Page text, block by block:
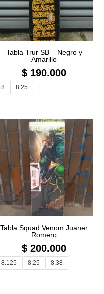
Tabla Trur SB – Negro y
Amarillo
$ 190.000
8 8.25
Tabla Squad Venom Juaner
Romero
$ 200.000
8.125 8.25 8.38